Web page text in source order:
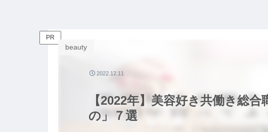
PR
【2022年】美容好き共働き総
の」７選
beauty
2022.12.11